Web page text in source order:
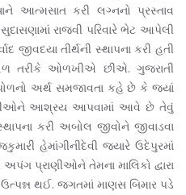
આત્મસાત કરી લગ્નનો પ્રસ્તાવ
રાજવી પરિવારે ભેટ આપેલી
જીવદયા તીર્થની સ્થાપના કરી હતી
તરીકે ઓળખીએ છીએ. ગુજરાતી
અર્થ સમજાવતા કહે છે કે જ્યાં
આશ્રય આપવામાં આવે છે તેવું
કરી અબોલ જીવોને જીવાડવા
હેમાંગીનીદેવી જ્યારે ઉદેપુરમાં
પ્રાણીઓને તેમના માલિકો દ્વારા
થઈ. જગતમાં માણસ બિમાર પડે